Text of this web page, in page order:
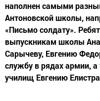
наполнен самыми
Антоновской школы,
«Письмо солдату».
выпускникам школы
Сарычеву, Евгению
службу в рядах армии,
училищ Евгению